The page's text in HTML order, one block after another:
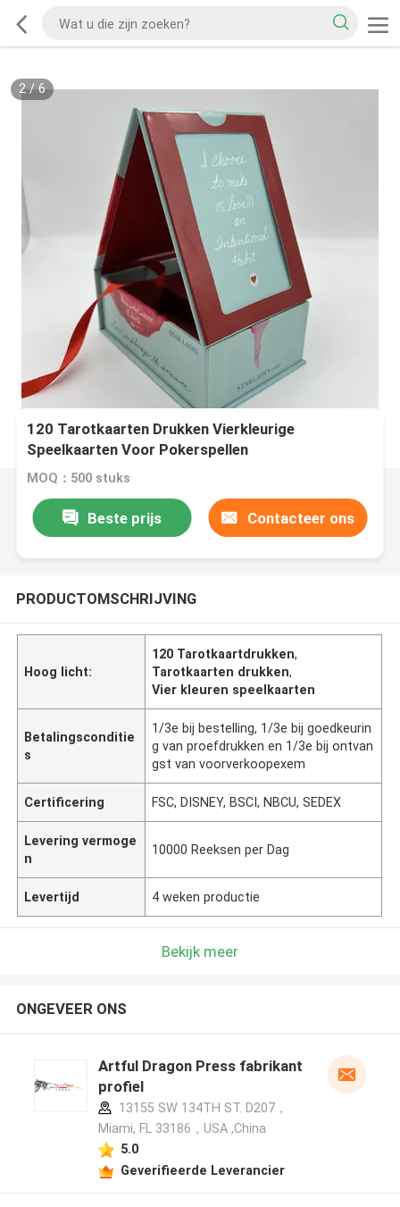
2/6
120 Tarotkaarten Drukken Vierkleurige
Speelkaarten Voor Pokerspellen
MOQ：500 stuks
Beste prijs Contacteer ons
PRODUCTOMSCHRIJVING
Hoog licht:
120 Tarotkaartdrukken,
Tarotkaarten drukken,
Vier kleuren speelkaarten
Betalingsconditie
s
1/3e bij bestelling, 1/3e bij goedkeurin
g van proefdrukken en 1/3e bij ontvan
gst van voorverkoopexem
Certificering FSC, DISNEY, BSCI, NBCU, SEDEX
Levering vermoge
n
10000 Reeksen per Dag
Levertijd 4 weken productie
Bekijk meer
ONGEVEER ONS
Artful Dragon Press fabrikant
profiel
13155 SW 134TH ST. D207，
Miami, FL 33186，USA ,China
5.0
Geverifieerde Leverancier